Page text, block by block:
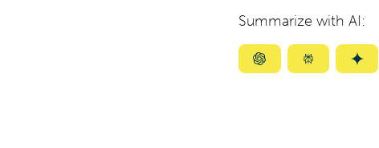
Summarize with AI:
SummarizeSummarize